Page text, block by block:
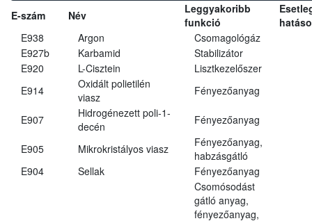
E-szám Név
Leggyakoribb
funkció
E938
Argon
Csomagológáz
E927b
Karbamid
Stabilizátor
E920
L-Cisztein
Lisztkezelőszer
E914
Oxidált polietilén
viasz
Fényezőanyag
E907
Hidrogénezett poli-1-
decén
Fényezőanyag
E905 Mikrokristályos viasz
Fényezőanyag,
habzásgátló
E904
Sellak Fényezőanyag
Csomósodást
gátló anyag,
fényezőanyag,